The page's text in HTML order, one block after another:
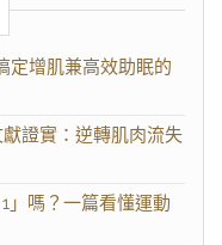
定增肌兼高效助眠的
證實：逆轉肌肉流失
」嗎？一篇看懂運動